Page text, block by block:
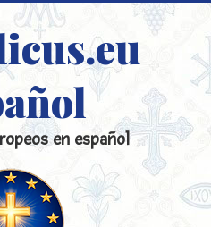
en español